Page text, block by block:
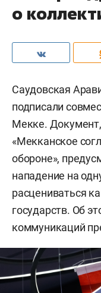
о
Саудовская
подписали
Мекке.
«Мекканское
обороне»,
нападение на
расцениваться
государств. Об
коммуникаций